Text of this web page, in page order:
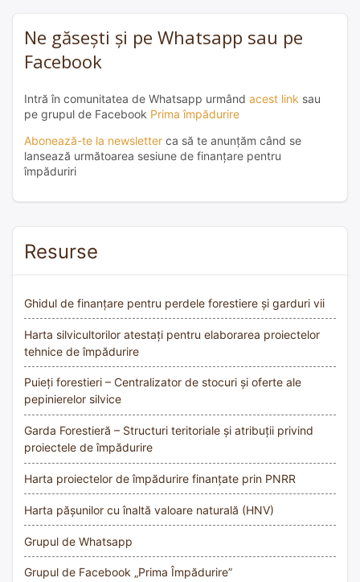
Ne găsești și pe Whatsapp sau pe
Facebook
Intră în comunitatea de Whatsapp urmând acest link sau
pe grupul de Facebook Prima împădurire
Abonează-te la newsletter ca să te anunțăm când se
lansează următoarea sesiune de finanțare pentru
împăduriri
Resurse
Ghidul de finanțare pentru perdele forestiere și garduri vii
Harta silvicultorilor atestați pentru elaborarea proiectelor
tehnice de împădurire
Puieți forestieri – Centralizator de stocuri și oferte ale
pepinierelor silvice
Garda Forestieră – Structuri teritoriale și atribuții privind
proiectele de împădurire
Harta proiectelor de împădurire finanțate prin PNRR
Harta pășunilor cu înaltă valoare naturală (HNV)
Grupul de Whatsapp
Grupul de Facebook „Prima Împădurire”